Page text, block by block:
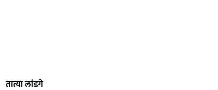
तात्या लांडगे